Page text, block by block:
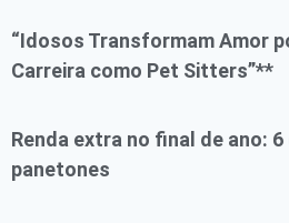
“Idosos Transformam Amor
Carreira como Pet Sitters”**
Renda extra no final de ano:
panetones